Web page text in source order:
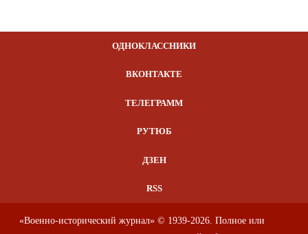
ОДНОКЛАССНИКИ
ВКОНТАКТЕ
ТЕЛЕГРАММ
РУТЮБ
ДЗЕН
RSS
«Военно-исторический журнал» © 1939-2026. Полное или